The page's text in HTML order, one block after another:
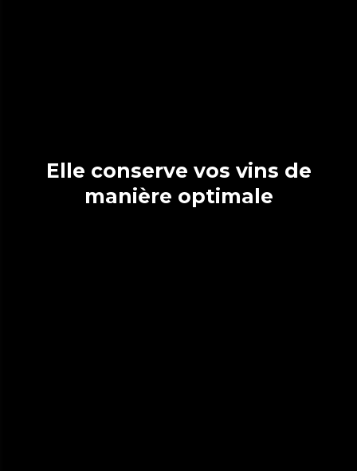
Elle conserve vos vins de
manière optimale